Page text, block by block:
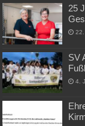
25
SV
4.